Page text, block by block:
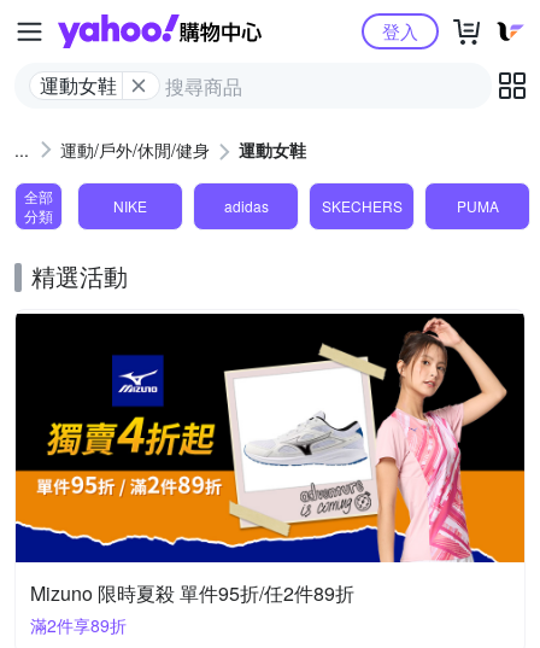
Yahoo購物中心
運動女鞋
登入
運動/戶外/休閒/健身 運動女鞋
全部
分類
NIKE adidas SKECHERS PUMA
精選活動
Mizuno 限時夏殺 單件95折/任2件89折
滿2件享89折